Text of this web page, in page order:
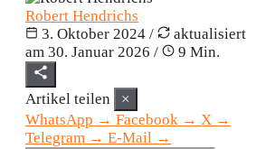
Robert Hendrichs
3. Oktober 2024 /
aktualisiert
am 30. Januar 2026 / 9 Min.
Artikel teilen
×
WhatsApp → Facebook → X →
Telegram → E-Mail →